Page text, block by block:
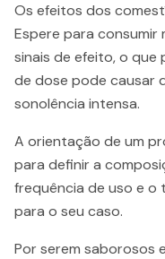
Os efeitos dos
Espere para consumir
sinais de efeito, o que
de dose pode causar
sonolência intensa.
A orientação de um
para definir a
frequência de uso e o
para o seu caso.
Por serem saborosos